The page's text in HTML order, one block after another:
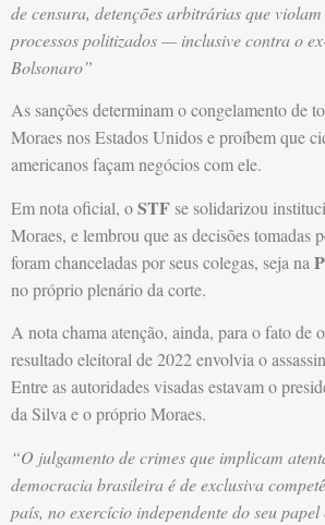
de censura, detenções arbitrárias que
processos politizados — inclusive contra o
Bolsonaro”
As sanções determinam o congelamento de
Moraes nos Estados Unidos e proíbem que
americanos façam negócios com ele.
Em nota oficial, oSTF se solidarizou
Moraes, e lembrou que as decisões tomadas
foram chanceladas por seus colegas, seja na
no próprio plenário da corte.
A nota chama atenção, ainda, para o fato de
resultado eleitoral de 2022 envolvia o
Entre as autoridades visadas estavam o
da Silva e o próprio Moraes.
“O julgamento de crimes que implicam
democracia brasileira é de exclusiva
país, no exercício independente do seu